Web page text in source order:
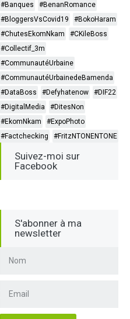
#Banques
#BenanRomance
#BloggersVsCovid19
#BokoHaram
#ChutesEkomNkam
#CKileBoss
#Collectif_3m
#CommunautéUrbaine
#CommunautéUrbainedeBamenda
#DataBoss
#Defyhatenow
#DIF22
#DigitalMedia
#DitesNon
#EkomNkam
#ExpoPhoto
#Factchecking
#FritzNTONENTONE
Suivez-moi sur
Facebook
S'abonner à ma
newsletter